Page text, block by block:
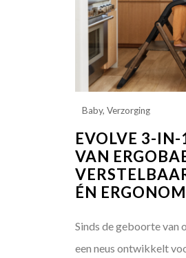
Baby,Verzorging
EVOLVE 3-
VAN
ÉN
Sinds de geboorte van
een neus ontwikkelt